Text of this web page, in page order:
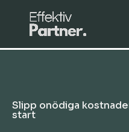
Slipp onödiga
start